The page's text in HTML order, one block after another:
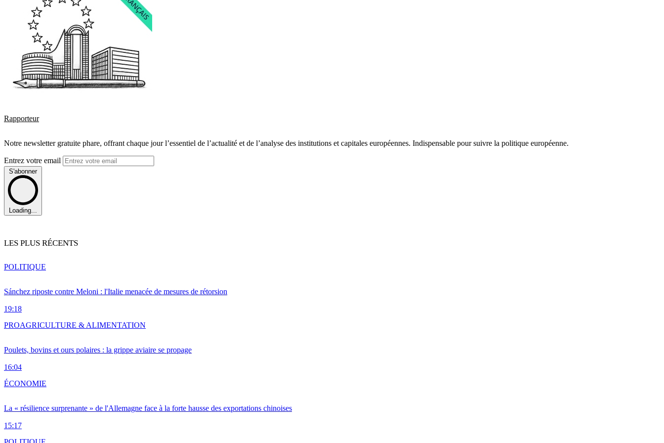
Rapporteur
Notre newsletter gratuite phare, offrant chaque jour l’essentiel de l’actualité et de l’analyse des institutions et capitales européennes. Indispensable pour suivre la politique européenne.
Entrez votre email
S'abonner
Loading...
LES PLUS RÉCENTS
Sánchez riposte contre Meloni : l'Italie menacée de mesures de rétorsion
19:18
POLITIQUE
Poulets, bovins et ours polaires : la grippe aviaire se propage
16:04
PROAGRICULTURE & ALIMENTATION
La « résilience surprenante » de l'Allemagne face à la forte hausse des exportations chinoises
15:17
ÉCONOMIE